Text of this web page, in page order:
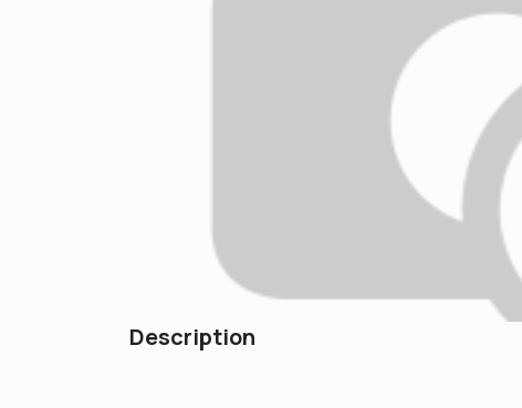
Description